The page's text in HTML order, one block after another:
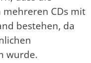
mehreren CDs mit
bestehen, da
wurde.